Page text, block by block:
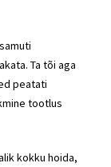
Ta tõi aga
peatati
tootlus
kokku hoida,